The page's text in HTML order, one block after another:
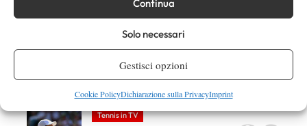
Continua
Solo necessari
Gestisci opzioni
Cookie PolicyDichiarazione sulla PrivacyImprint
Bolelli/Vavassori fuori al primo turno
Masters 1000 Cincinnati 2026: forfait di
Quinn, Sonego entra nel tabellone
Tennis in TV